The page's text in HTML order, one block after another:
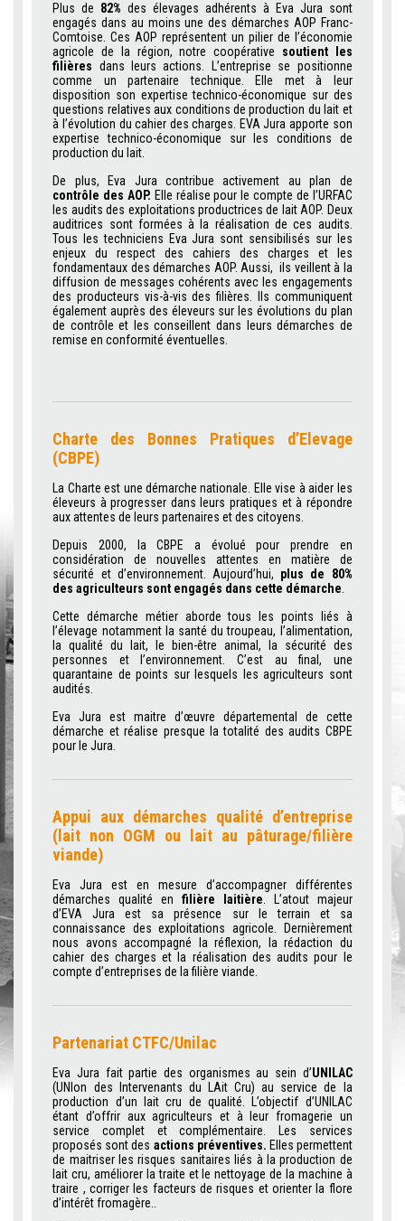
Plus de 82% des élevages adhérents à Eva Jura sont
engagés dans au moins une des démarches AOP Franc-
Comtoise. Ces AOP représentent un pilier de l’économie
agricole de la région, notre coopérative soutient les
filières dans leurs actions. L’entreprise se positionne
comme un partenaire technique. Elle met à leur
disposition son expertise technico-économique sur des
questions relatives aux conditions de production du lait et
à l’évolution du cahier des charges. EVA Jura apporte son
expertise technico-économique sur les conditions de
production du lait.
De plus, Eva Jura contribue activement au plan de
contrôle des AOP. Elle réalise pour le compte de l’URFAC
les audits des exploitations productrices de lait AOP. Deux
auditrices sont formées à la réalisation de ces audits.
Tous les techniciens Eva Jura sont sensibilisés sur les
enjeux du respect des cahiers des charges et les
fondamentaux des démarches AOP. Aussi, ils veillent à la
diffusion de messages cohérents avec les engagements
des producteurs vis-à-vis des filières. Ils communiquent
également auprès des éleveurs sur les évolutions du plan
de contrôle et les conseillent dans leurs démarches de
remise en conformité éventuelles.
Charte des Bonnes Pratiques d’Elevage
(CBPE)
La Charte est une démarche nationale. Elle vise à aider les
éleveurs à progresser dans leurs pratiques et à répondre
aux attentes de leurs partenaires et des citoyens.
Depuis 2000, la CBPE a évolué pour prendre en
considération de nouvelles attentes en matière de
sécurité et d’environnement. Aujourd’hui, plus de 80%
des agriculteurs sont engagés dans cette démarche.
Cette démarche métier aborde tous les points liés à
l’élevage notamment la santé du troupeau, l’alimentation,
la qualité du lait, le bien-être animal, la sécurité des
personnes et l’environnement. C’est au final, une
quarantaine de points sur lesquels les agriculteurs sont
audités.
Eva Jura est maitre d’œuvre départemental de cette
démarche et réalise presque la totalité des audits CBPE
pour le Jura.
Appui aux démarches qualité d’entreprise
(lait non OGM ou lait au pâturage/filière
viande)
Eva Jura est en mesure d’accompagner différentes
démarches qualité en filière laitière. L’atout majeur
d’EVA Jura est sa présence sur le terrain et sa
connaissance des exploitations agricole. Dernièrement
nous avons accompagné la réflexion, la rédaction du
cahier des charges et la réalisation des audits pour le
compte d’entreprises de la filière viande.
Partenariat CTFC/Unilac
Eva Jura fait partie des organismes au sein d’UNILAC
(UNIon des Intervenants du LAit Cru) au service de la
production d’un lait cru de qualité. L’objectif d’UNILAC
étant d’offrir aux agriculteurs et à leur fromagerie un
service complet et complémentaire. Les services
proposés sont des actions préventives. Elles permettent
de maitriser les risques sanitaires liés à la production de
lait cru, améliorer la traite et le nettoyage de la machine à
traire , corriger les facteurs de risques et orienter la flore
d’intérêt fromagère..